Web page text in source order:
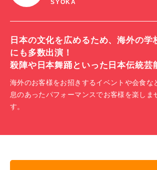
SYOKA
日本の文化を広めるため、海外の学
にも多数出演！
殺陣や日本舞踊といった日本伝統芸
海外のお客様をお招きするイベントや会食な
息のあったパフォーマンスでお客様を楽しま
す。